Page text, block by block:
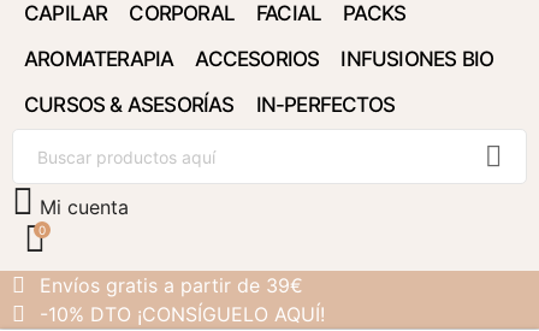
CAPILAR CORPORAL FACIAL
PACKS
AROMATERAPIA
ACCESORIOS
INFUSIONES BIO
CURSOS & ASESORÍAS
IN-PERFECTOS
Mi cuenta
0
Envíos gratis a partir de 39€
-10% DTO ¡CONSÍGUELO AQUÍ!